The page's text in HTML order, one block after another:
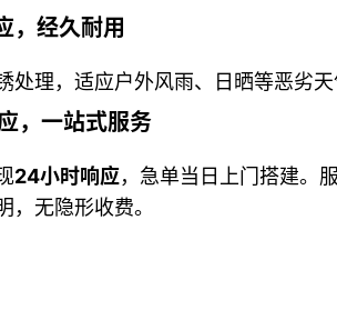
，经久耐用
处理，适应户外风雨、日晒等恶劣
，一站式服务
24小时响应，急单当日上门搭建。
，无隐形收费。